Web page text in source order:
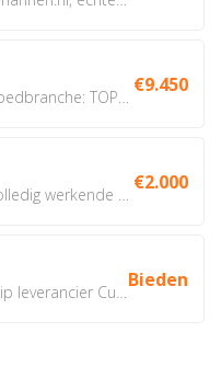
€9.450
€2.000
Bieden